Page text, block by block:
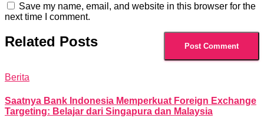
Save my name, email, and website in this browser for the
next time I comment.
Related Posts
Berita
Saatnya Bank Indonesia Memperkuat Foreign Exchange
Targeting: Belajar dari Singapura dan Malaysia